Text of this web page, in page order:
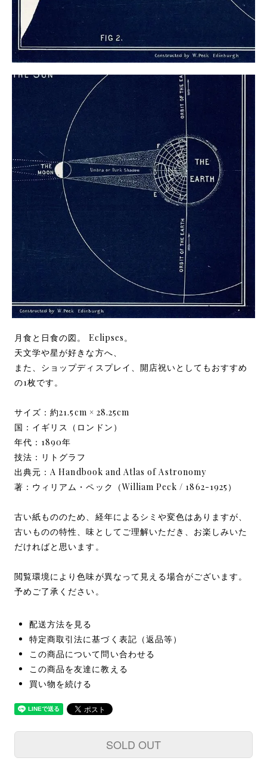
月食と日食の図。 Eclipses。
天文学や星が好きな方へ、
また、ショップディスプレイ、開店祝いとしてもおすすめ
の1枚です。
サイズ：約21.5cm × 28.25cm
国：イギリス（ロンドン）
年代：1890年
技法：リトグラフ
出典元：A Handbook and Atlas of Astronomy
著：ウィリアム・ペック（William Peck / 1862-1925）
古い紙もののため、経年によるシミや変色はありますが、
古いものの特性、味としてご理解いただき、お楽しみいた
だければと思います。
閲覧環境により色味が異なって見える場合がございます。
予めご了承ください。
配送方法を見る
特定商取引法に基づく表記（返品等）
この商品について問い合わせる
この商品を友達に教える
買い物を続ける
SOLD OUT